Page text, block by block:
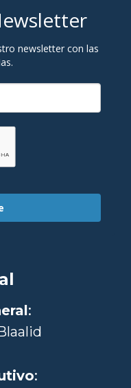
newsletter con las
:
: